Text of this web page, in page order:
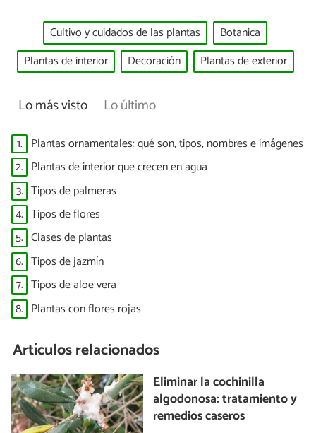
Cultivo y cuidados de las plantas
Botanica
Plantas de interior
Decoración Plantas de exterior
Lo más visto Lo último
1. Plantas ornamentales: qué son, tipos, nombres e imágenes
2. Plantas de interior que crecen en agua
3. Tipos de palmeras
4. Tipos de flores
5. Clases de plantas
6. Tipos de jazmín
7. Tipos de aloe vera
8. Plantas con flores rojas
Artículos relacionados
Eliminar la cochinilla
algodonosa: tratamiento y
remedios caseros